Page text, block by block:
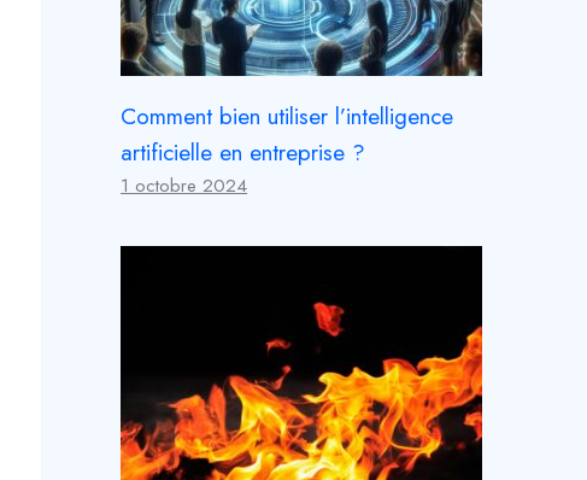
Comment bien utiliser l’intelligence
artificielle en entreprise ?
1 octobre 2024